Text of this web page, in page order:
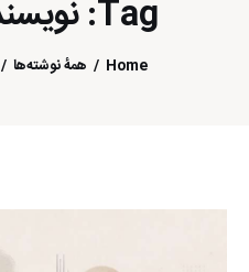
Tag: نویسندگان مشهور
Home همهٔ نوشته‌ها
ادبیات
سینما